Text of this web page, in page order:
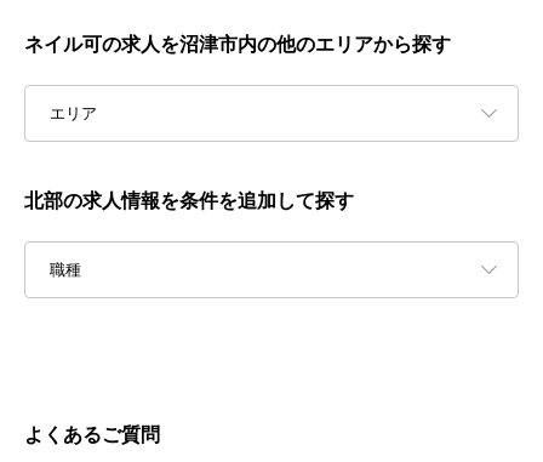
ネイル可の求人を沼津市内の他のエリアから探す
エリア
北部の求人情報を条件を追加して探す
職種
よくあるご質問